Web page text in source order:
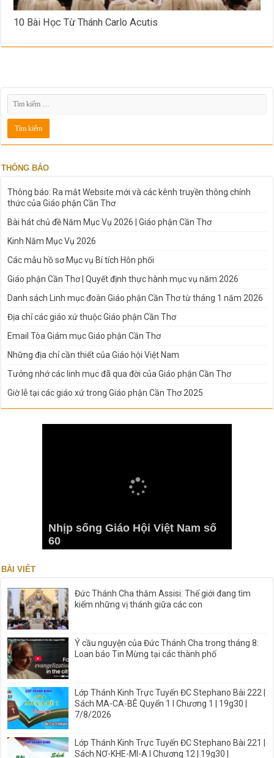
10 Bài Học Từ Thánh Carlo Acutis
THÔNG BÁO
Thông báo: Ra mắt Website mới và các kênh truyền thông chính
thức của Giáo phận Cần Thơ
Bài hát chủ đề Năm Mục Vụ 2026 | Giáo phận Cần Thơ
Kinh Năm Mục Vụ 2026
Các mẫu hồ sơ Mục vụ Bí tích Hôn phối
Giáo phận Cần Thơ | Quyết định thực hành mục vụ năm 2026
Danh sách Linh mục đoàn Giáo phận Cần Thơ từ tháng 1 năm 2026
Địa chỉ các giáo xứ thuộc Giáo phận Cần Thơ
Email Tòa Giám mục Giáo phận Cần Thơ
Những địa chỉ cần thiết của Giáo hội Việt Nam
Tưởng nhớ các linh mục đã qua đời của Giáo phận Cần Thơ
Giờ lễ tại các giáo xứ trong Giáo phận Cần Thơ 2025
Nhịp sống Giáo Hội Việt Nam số
60
BÀI VIẾT
Đức Thánh Cha thăm Assisi: Thế giới đang tìm
kiếm những vị thánh giữa các con
Ý cầu nguyện của Đức Thánh Cha trong tháng 8:
Loan báo Tin Mừng tại các thành phố
Lớp Thánh Kinh Trực Tuyến ĐC Stephano Bài 222 |
Sách MA-CA-BÊ Quyển 1 I Chương 1 | 19g30 |
7/8/2026
Lớp Thánh Kinh Trực Tuyến ĐC Stephano Bài 221 |
Sách NƠ-KHE-MI-A I Chương 12 | 19g30 |